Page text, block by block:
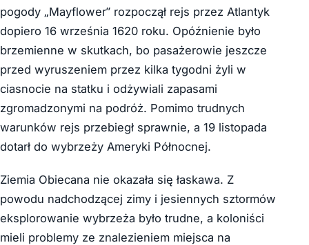
pogody „Mayflower” rozpoczął rejs przez Atlantyk
dopiero 16 września 1620 roku. Opóźnienie było
brzemienne w skutkach, bo pasażerowie jeszcze
przed wyruszeniem przez kilka tygodni żyli w
ciasnocie na statku i odżywiali zapasami
zgromadzonymi na podróż. Pomimo trudnych
warunków rejs przebiegł sprawnie, a 19 listopada
dotarł do wybrzeży Ameryki Północnej.
Ziemia Obiecana nie okazała się łaskawa. Z
powodu nadchodzącej zimy i jesiennych sztormów
eksplorowanie wybrzeża było trudne, a koloniści
mieli problemy ze znalezieniem miejsca na